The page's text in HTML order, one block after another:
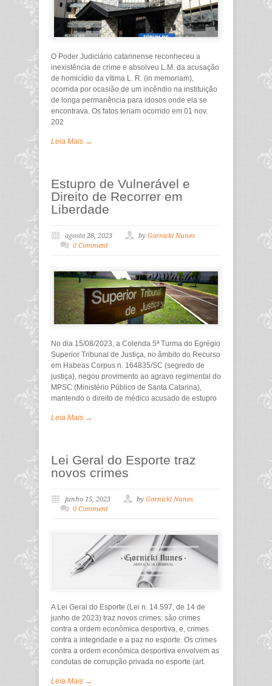
O Poder Judiciário catarinense reconheceu a
inexistência de crime e absolveu L.M. da acusação
de homicídio da vítima L. R. (in memoriam),
ocorrida por ocasião de um incêndio na instituição
de longa permanência para idosos onde ela se
encontrava. Os fatos teriam ocorrido em 01 nov.
202
Leia Mais →
Estupro de Vulnerável e
Direito de Recorrer em
Liberdade
agosto 28, 2023 by Gornicki Nunes
0 Comment
No dia 15/08/2023, a Colenda 5ª Turma do Egrégio
Superior Tribunal de Justiça, no âmbito do Recurso
em Habeas Corpus n. 164835/SC (segredo de
justiça), negou provimento ao agravo regimental do
MPSC (Ministério Público de Santa Catarina),
mantendo o direito de médico acusado de estupro
Leia Mais →
Lei Geral do Esporte traz
novos crimes
junho 15, 2023 by Gornicki Nunes
0 Comment
A Lei Geral do Esporte (Lei n. 14.597, de 14 de
junho de 2023) traz novos crimes: são crimes
contra a ordem econômica desportiva, e, crimes
contra a integridade e a paz no esporte. Os crimes
contra a ordem econômica desportiva envolvem as
condutas de corrupção privada no esporte (art.
Leia Mais →